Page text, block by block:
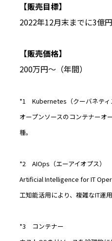
【販売目標】
2022年12月末までに3億円
【販売価格】
200万円～（年間）
*1 Kubernetes（クーバネティ
オープンソースのコンテナーオ
種。
*2 AIOps（エーアイオプス）
Artificial Intelligence for IT
工知能活用により、複雑なIT運用
*3 コンテナー